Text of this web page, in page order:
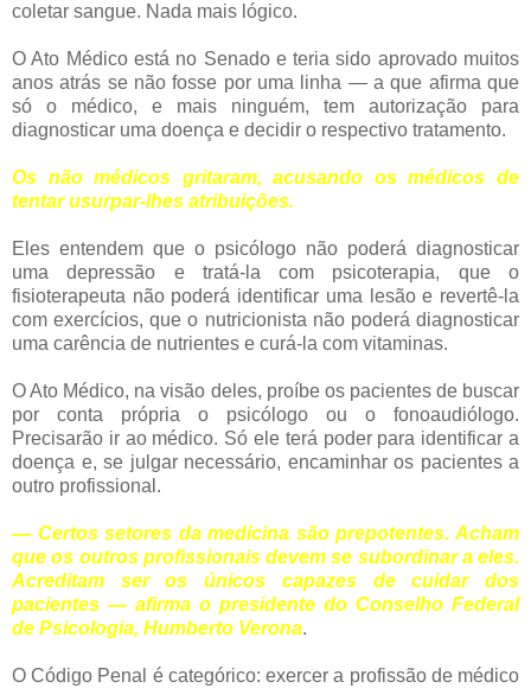
coletar sangue. Nada mais lógico.
O Ato Médico está no Senado e teria sido aprovado muitos
anos atrás se não fosse por uma linha — a que afirma que
só o médico, e mais ninguém, tem autorização para
diagnosticar uma doença e decidir o respectivo tratamento.
Os não médicos gritaram, acusando os médicos de
tentar usurpar-lhes atribuições.
Eles entendem que o psicólogo não poderá diagnosticar
uma depressão e tratá-la com psicoterapia, que o
fisioterapeuta não poderá identificar uma lesão e revertê-la
com exercícios, que o nutricionista não poderá diagnosticar
uma carência de nutrientes e curá-la com vitaminas.
O Ato Médico, na visão deles, proíbe os pacientes de buscar
por conta própria o psicólogo ou o fonoaudiólogo.
Precisarão ir ao médico. Só ele terá poder para identificar a
doença e, se julgar necessário, encaminhar os pacientes a
outro profissional.
— Certos setores da medicina são prepotentes. Acham
que os outros profissionais devem se subordinar a eles.
Acreditam ser os únicos capazes de cuidar dos
pacientes — afirma o presidente do Conselho Federal
de Psicologia, Humberto Verona.
O Código Penal é categórico: exercer a profissão de médico